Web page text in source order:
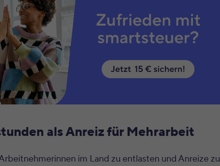
als Anreiz für Mehrarbeit
im Land zu entlasten und Anreize zu